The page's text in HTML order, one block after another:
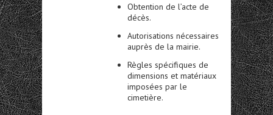
Obtention de l’acte de
décès.
Autorisations nécessaires
auprès de la mairie.
Règles spécifiques de
dimensions et matériaux
imposées par le
cimetière.